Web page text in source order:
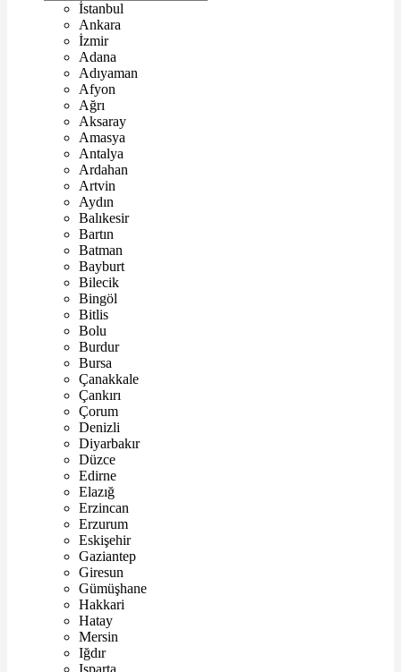
İstanbul
Ankara
İzmir
Adana
Adıyaman
Afyon
Ağrı
Aksaray
Amasya
Antalya
Ardahan
Artvin
Aydın
Balıkesir
Bartın
Batman
Bayburt
Bilecik
Bingöl
Bitlis
Bolu
Burdur
Bursa
Çanakkale
Çankırı
Çorum
Denizli
Diyarbakır
Düzce
Edirne
Elazığ
Erzincan
Erzurum
Eskişehir
Gaziantep
Giresun
Gümüşhane
Hakkari
Hatay
Mersin
Iğdır
Isparta